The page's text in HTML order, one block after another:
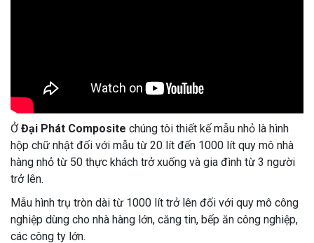
ỞĐại Phát Composite chúng tôi thiết kế mẫu nhỏ là hình
hộp chữ nhật đối với mẫu từ 20 lít đến 1000 lít quy mô nhà
hàng nhỏ từ 50 thực khách trở xuống và gia đình từ 3 người
trở lên.
Mẫu hình trụ tròn dài từ 1000 lít trở lên đối với quy mô công
nghiệp dùng cho nhà hàng lớn, căng tin, bếp ăn công nghiệp,
các công ty lớn.